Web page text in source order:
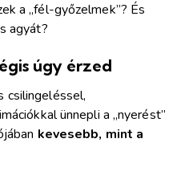
a „fél-győzelmek”? És
agyát?
úgy érzed
csilingeléssel,
ünnepli a „nyerést”
kevesebb, mint a